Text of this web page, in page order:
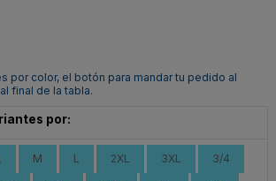
por color, el botón para mandar tu pedido al
final de la tabla.
por:
M L 2XL 3XL 3/4